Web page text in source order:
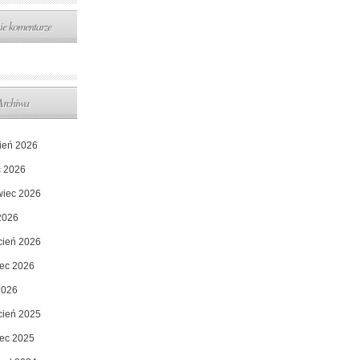
komentarze
2026
2026
2026
2026
2026
2025
2025